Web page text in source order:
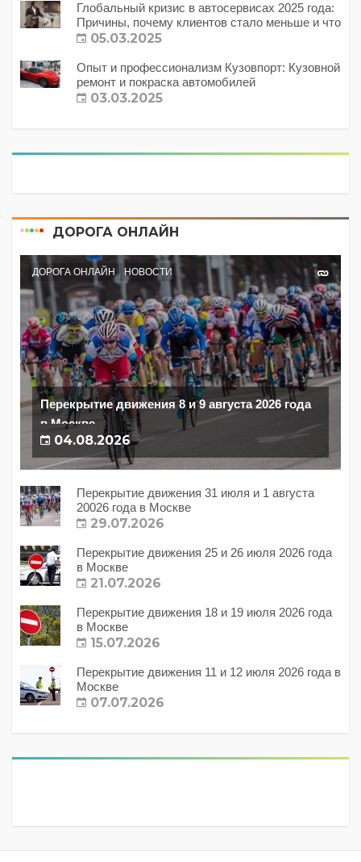
Глобальный кризис в автосервисах 2025 года:
Причины, почему клиентов стало меньше и что
с этим делать?
05.03.2025
Опыт и профессионализм Кузовпорт: Кузовной
ремонт и покраска автомобилей
03.03.2025
ДОРОГА ОНЛАЙН
ДОРОГА ОНЛАЙН НОВОСТИ
Перекрытие движения 8 и 9 августа 2026 года
в Москве
04.08.2026
Перекрытие движения 31 июля и 1 августа
20026 года в Москве
29.07.2026
Перекрытие движения 25 и 26 июля 2026 года
в Москве
21.07.2026
Перекрытие движения 18 и 19 июля 2026 года
в Москве
15.07.2026
Перекрытие движения 11 и 12 июля 2026 года в
Москве
07.07.2026